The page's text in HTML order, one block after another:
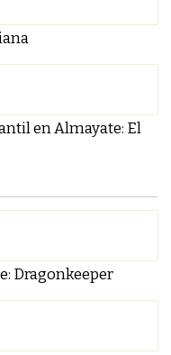
en Almayate: El
Dragonkeeper